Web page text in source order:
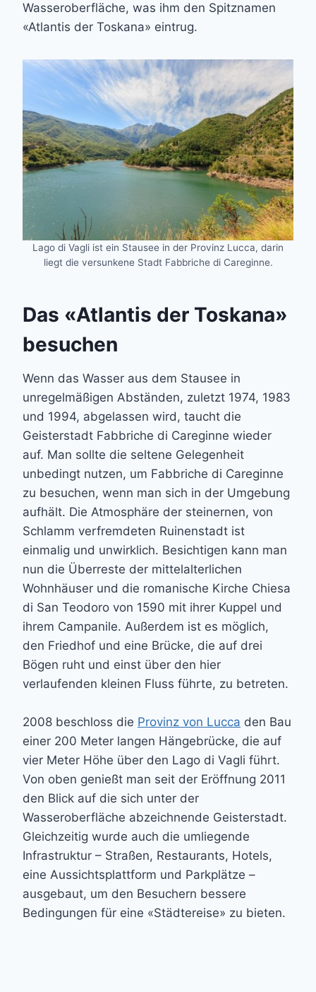
Wasseroberfläche, was ihm den Spitznamen
«Atlantis der Toskana» eintrug.
Lago di Vagli ist ein Stausee in der Provinz Lucca, darin
liegt die versunkene Stadt Fabbriche di Careginne.
Das «Atlantis der Toskana»
besuchen
Wenn das Wasser aus dem Stausee in
unregelmäßigen Abständen, zuletzt 1974, 1983
und 1994, abgelassen wird, taucht die
Geisterstadt Fabbriche di Careginne wieder
auf. Man sollte die seltene Gelegenheit
unbedingt nutzen, um Fabbriche di Careginne
zu besuchen, wenn man sich in der Umgebung
aufhält. Die Atmosphäre der steinernen, von
Schlamm verfremdeten Ruinenstadt ist
einmalig und unwirklich. Besichtigen kann man
nun die Überreste der mittelalterlichen
Wohnhäuser und die romanische Kirche Chiesa
di San Teodoro von 1590 mit ihrer Kuppel und
ihrem Campanile. Außerdem ist es möglich,
den Friedhof und eine Brücke, die auf drei
Bögen ruht und einst über den hier
verlaufenden kleinen Fluss führte, zu betreten.
2008 beschloss die Provinz von Lucca den Bau
einer 200 Meter langen Hängebrücke, die auf
vier Meter Höhe über den Lago di Vagli führt.
Von oben genießt man seit der Eröffnung 2011
den Blick auf die sich unter der
Wasseroberfläche abzeichnende Geisterstadt.
Gleichzeitig wurde auch die umliegende
Infrastruktur – Straßen, Restaurants, Hotels,
eine Aussichtsplattform und Parkplätze –
ausgebaut, um den Besuchern bessere
Bedingungen für eine «Städtereise» zu bieten.